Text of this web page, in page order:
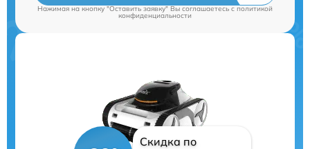
Нажимая на кнопку "Оставить заявку" Вы соглашаетесь c политикой
конфиденциальности
Скидка по